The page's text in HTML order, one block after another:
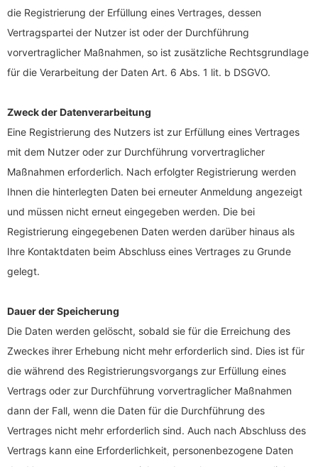
die Registrierung der Erfüllung eines Vertrages, dessen
Vertragspartei der Nutzer ist oder der Durchführung
vorvertraglicher Maßnahmen, so ist zusätzliche Rechtsgrundlage
für die Verarbeitung der Daten Art. 6 Abs. 1 lit. b DSGVO.
Zweck der Datenverarbeitung
Eine Registrierung des Nutzers ist zur Erfüllung eines Vertrages
mit dem Nutzer oder zur Durchführung vorvertraglicher
Maßnahmen erforderlich. Nach erfolgter Registrierung werden
Ihnen die hinterlegten Daten bei erneuter Anmeldung angezeigt
und müssen nicht erneut eingegeben werden. Die bei
Registrierung eingegebenen Daten werden darüber hinaus als
Ihre Kontaktdaten beim Abschluss eines Vertrages zu Grunde
gelegt.
Dauer der Speicherung
Die Daten werden gelöscht, sobald sie für die Erreichung des
Zweckes ihrer Erhebung nicht mehr erforderlich sind. Dies ist für
die während des Registrierungsvorgangs zur Erfüllung eines
Vertrags oder zur Durchführung vorvertraglicher Maßnahmen
dann der Fall, wenn die Daten für die Durchführung des
Vertrages nicht mehr erforderlich sind. Auch nach Abschluss des
Vertrags kann eine Erforderlichkeit, personenbezogene Daten